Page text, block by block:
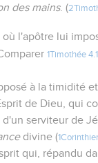
des mains. (
l'apôtre lui
1Timothée
à la timidité
de Dieu, qui
serviteur de
divine (
qui, répandu